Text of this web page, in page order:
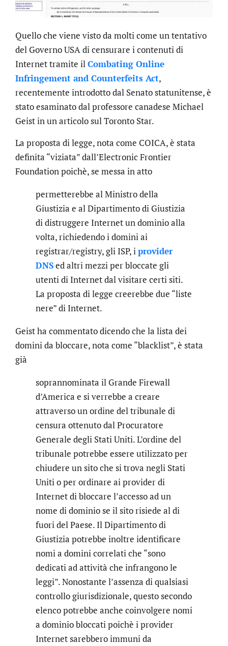
Quello che viene visto da molti come un tentativo
del Governo USA di censurare i contenuti di
Internet tramite ilCombating Online
Infringement and Counterfeits Act,
recentemente introdotto dal Senato statunitense, è
stato esaminato dal professore canadese Michael
Geist in un articolo sul Toronto Star.
La proposta di legge, nota come COICA, è stata
definita “viziata” dall’Electronic Frontier
Foundation poichè, se messa in atto
permetterebbe al Ministro della
Giustizia e al Dipartimento di Giustizia
di distruggere Internet un dominio alla
volta, richiedendo i domini ai
registrar/registry, gli ISP, iprovider
DNSed altri mezzi per bloccate gli
utenti di Internet dal visitare certi siti.
La proposta di legge creerebbe due “liste
nere” di Internet.
Geist ha commentato dicendo che la lista dei
domini da bloccare, nota come “blacklist”, è stata
già
soprannominata il Grande Firewall
d’America e si verrebbe a creare
attraverso un ordine del tribunale di
censura ottenuto dal Procuratore
Generale degli Stati Uniti. L’ordine del
tribunale potrebbe essere utilizzato per
chiudere un sito che si trova negli Stati
Uniti o per ordinare ai provider di
Internet di bloccare l’accesso ad un
nome di dominio se il sito risiede al di
fuori del Paese. Il Dipartimento di
Giustizia potrebbe inoltre identificare
nomi a domini correlati che “sono
dedicati ad attività che infrangono le
leggi”. Nonostante l’assenza di qualsiasi
controllo giurisdizionale, questo secondo
elenco potrebbe anche coinvolgere nomi
a dominio bloccati poichè i provider
Internet sarebbero immuni da